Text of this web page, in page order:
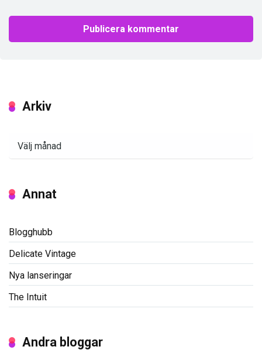
Arkiv
Annat
Blogghubb
Delicate Vintage
Nya lanseringar
The Intuit
Andra bloggar